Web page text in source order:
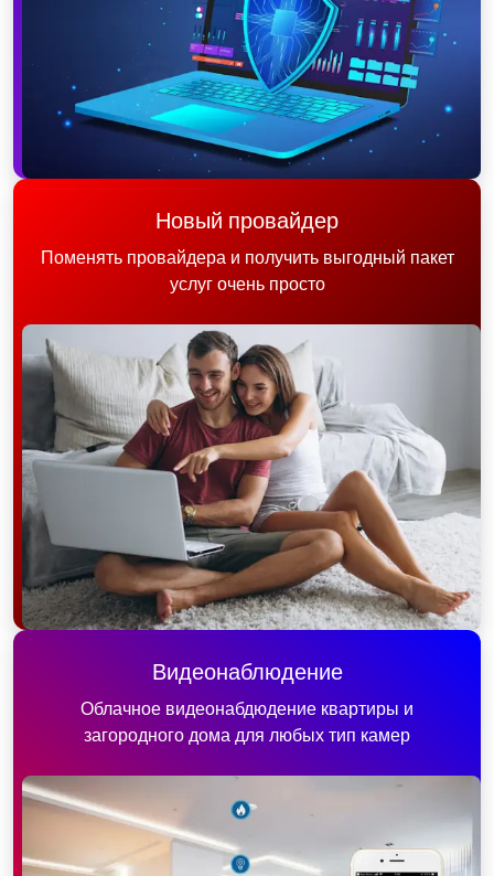
Новый провайдер
Поменять провайдера и получить выгодный пакет
услуг очень просто
Видеонаблюдение
Облачное видеонабдюдение квартиры и
загородного дома для любых тип камер